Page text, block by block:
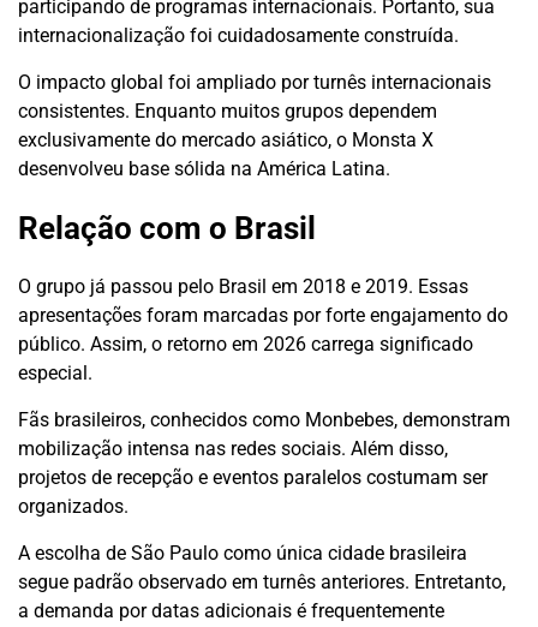
participando de programas internacionais. Portanto, sua
internacionalização foi cuidadosamente construída.
O impacto global foi ampliado por turnês internacionais
consistentes. Enquanto muitos grupos dependem
exclusivamente do mercado asiático, o Monsta X
desenvolveu base sólida na América Latina.
Relação com o Brasil
O grupo já passou pelo Brasil em 2018 e 2019. Essas
apresentações foram marcadas por forte engajamento do
público. Assim, o retorno em 2026 carrega significado
especial.
Fãs brasileiros, conhecidos como Monbebes, demonstram
mobilização intensa nas redes sociais. Além disso,
projetos de recepção e eventos paralelos costumam ser
organizados.
A escolha de São Paulo como única cidade brasileira
segue padrão observado em turnês anteriores. Entretanto,
a demanda por datas adicionais é frequentemente